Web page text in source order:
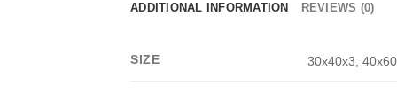
ADDITIONAL INFORMATION REVIEWS (0)
SIZE 30x40x3,